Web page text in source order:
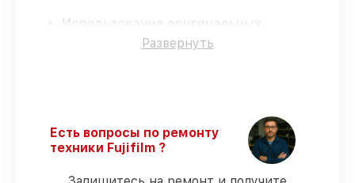
– гарантируем использование
Соблюдение сроков восстановления
обслуживание фотоаппарата X-T30
выполняется строго в оговоренные
Развернуть
Есть вопросы по ремонту
техники Fujifilm ?